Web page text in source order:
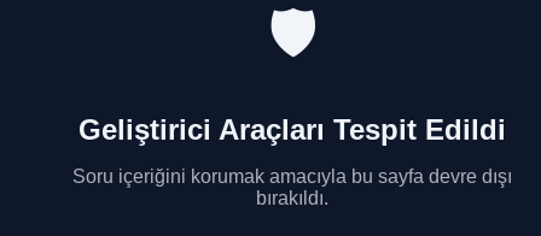
🛡️
Geliştirici Araçları Tespit Edildi
Soru içeriğini korumak amacıyla bu sayfa devre dışı
bırakıldı.